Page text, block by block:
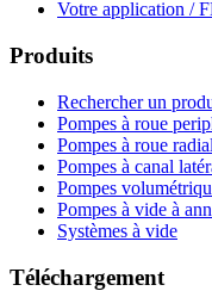
Votre application /
Produits
Rechercher un
Pompes à roue
Pompes à roue
Pompes à canal
Pompes
Pompes à vide à
Systèmes à vide
Téléchargement